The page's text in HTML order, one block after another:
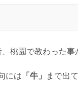
桃園で教わった事
には 「牛」 まで出